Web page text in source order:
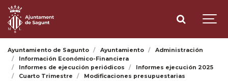
Ayuntamiento de Sagunto Ayuntamiento
Administración
Información Económico-Financiera
Informes de ejecución periódicos
Informes ejecución 2025
Cuarto Trimestre
Modificaciones presupuestarias